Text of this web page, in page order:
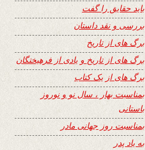
باید حقایق را گفت
بررسی و نقد داستان
برگ های از تاریخ
برگ های از تاریخ و یادی از فرهیختگان
برگ های از یک کتاب
بمناسبت بهار ، سال نو و نوروز
باستانی
بمناسبت روز جهانی مادر
به یاد پدر